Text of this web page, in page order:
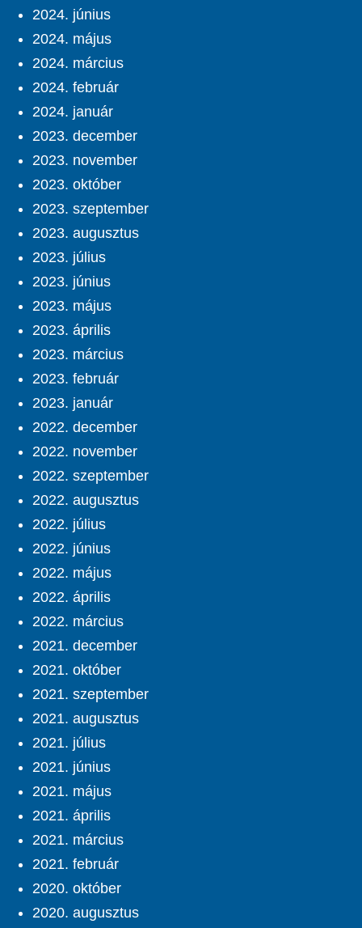
2024. június
2024. május
2024. március
2024. február
2024. január
2023. december
2023. november
2023. október
2023. szeptember
2023. augusztus
2023. július
2023. június
2023. május
2023. április
2023. március
2023. február
2023. január
2022. december
2022. november
2022. szeptember
2022. augusztus
2022. július
2022. június
2022. május
2022. április
2022. március
2021. december
2021. október
2021. szeptember
2021. augusztus
2021. július
2021. június
2021. május
2021. április
2021. március
2021. február
2020. október
2020. augusztus